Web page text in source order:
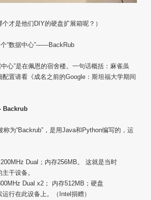
个才是他们DIY的硬盘扩展箱呢？）
“数据中心”——BackRub
心”是在佩恩的宿舍楼。一句话概括：麻雀虽
置请看《成名之前的Google：斯坦福大学期间
Backrub
称为“Backrub”，是用Java和Python编写的，运
Dual；内存256MB。 这就是当时
干设备。
Dual x2； 内存512MB；硬盘
行在此设备上。（Intel捐赠）